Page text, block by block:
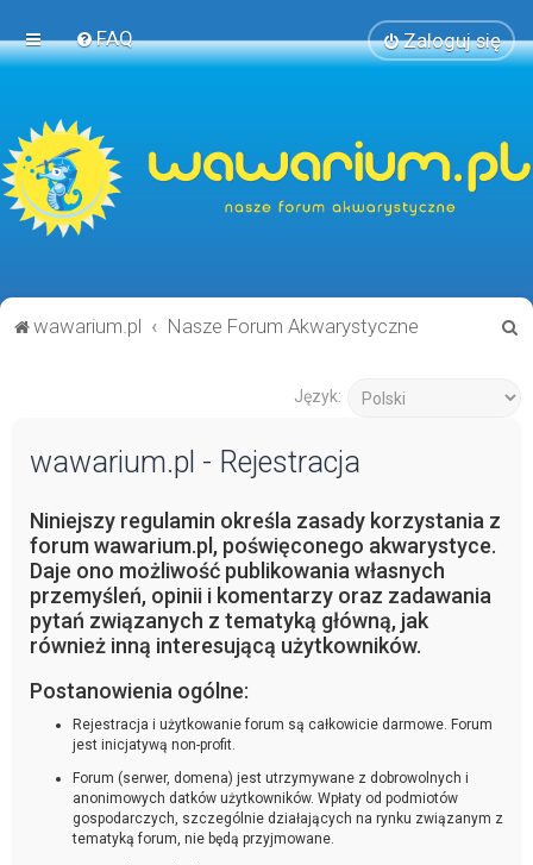
FAQ Zaloguj się
wawarium.pl Nasze Forum Akwarystyczne
Język:
wawarium.pl - Rejestracja
Niniejszy regulamin określa zasady korzystania z
forum wawarium.pl, poświęconego akwarystyce.
Daje ono możliwość publikowania własnych
przemyśleń, opinii i komentarzy oraz zadawania
pytań związanych z tematyką główną, jak
również inną interesującą użytkowników.
Postanowienia ogólne:
Rejestracja i użytkowanie forum są całkowicie darmowe. Forum
jest inicjatywą non-profit.
Forum (serwer, domena) jest utrzymywane z dobrowolnych i
anonimowych datków użytkowników. Wpłaty od podmiotów
gospodarczych, szczególnie działających na rynku związanym z
tematyką forum, nie będą przyjmowane.